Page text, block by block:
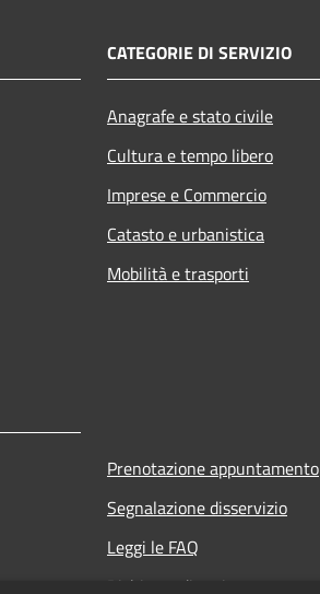
CATEGORIE DI SERVIZIO
Anagrafe e stato civile
Cultura e tempo libero
Imprese e Commercio
Catasto e urbanistica
Mobilità e trasporti
Prenotazione appuntamento
Segnalazione disservizio
Leggi le FAQ
Richiesta di assistenza